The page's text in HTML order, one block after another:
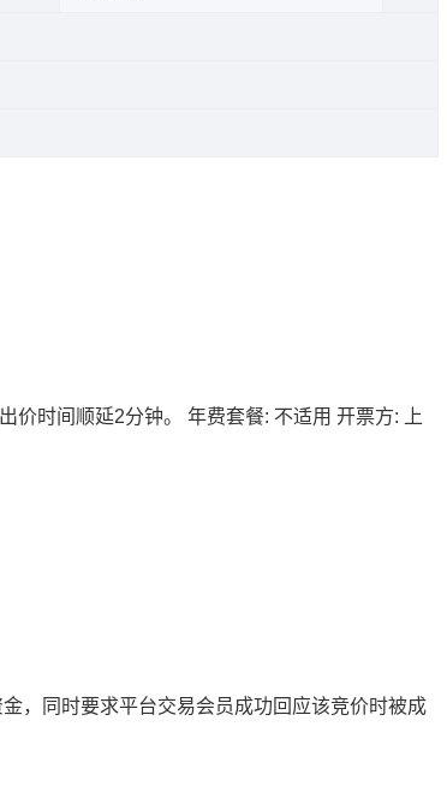
价时间顺延2分钟。 年费套餐: 不适用 开票方: 上
，同时要求平台交易会员成功回应该竞价时被成